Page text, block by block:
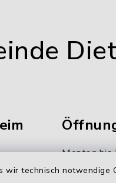
wir technisch notwendige
Montag
8.00-12.00